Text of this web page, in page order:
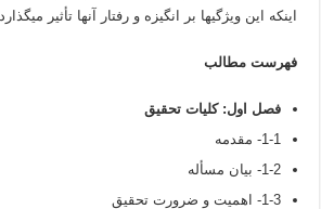
اینکه این ویژگی­ها بر انگیزه و رفتار آنها تأثیر می­گذارد
فهرست مطالب
فصل اول: كليات تحقيق
1-1- مقدمه
1-2- بيان مسأله
1-3- اهميت و ضرورت تحقيق